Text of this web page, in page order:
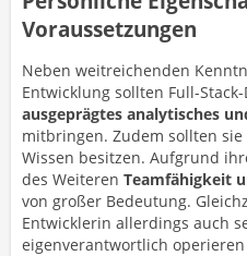
Voraussetzungen
Neben weitreichenden
Entwicklung sollten Full-
ausgeprägtes analytisches
mitbringen. Zudem sollten
Wissen besitzen. Aufgrund
des Weiteren Teamfähigkeit
von großer Bedeutung.
Entwicklerin allerdings auch
eigenverantwortlich